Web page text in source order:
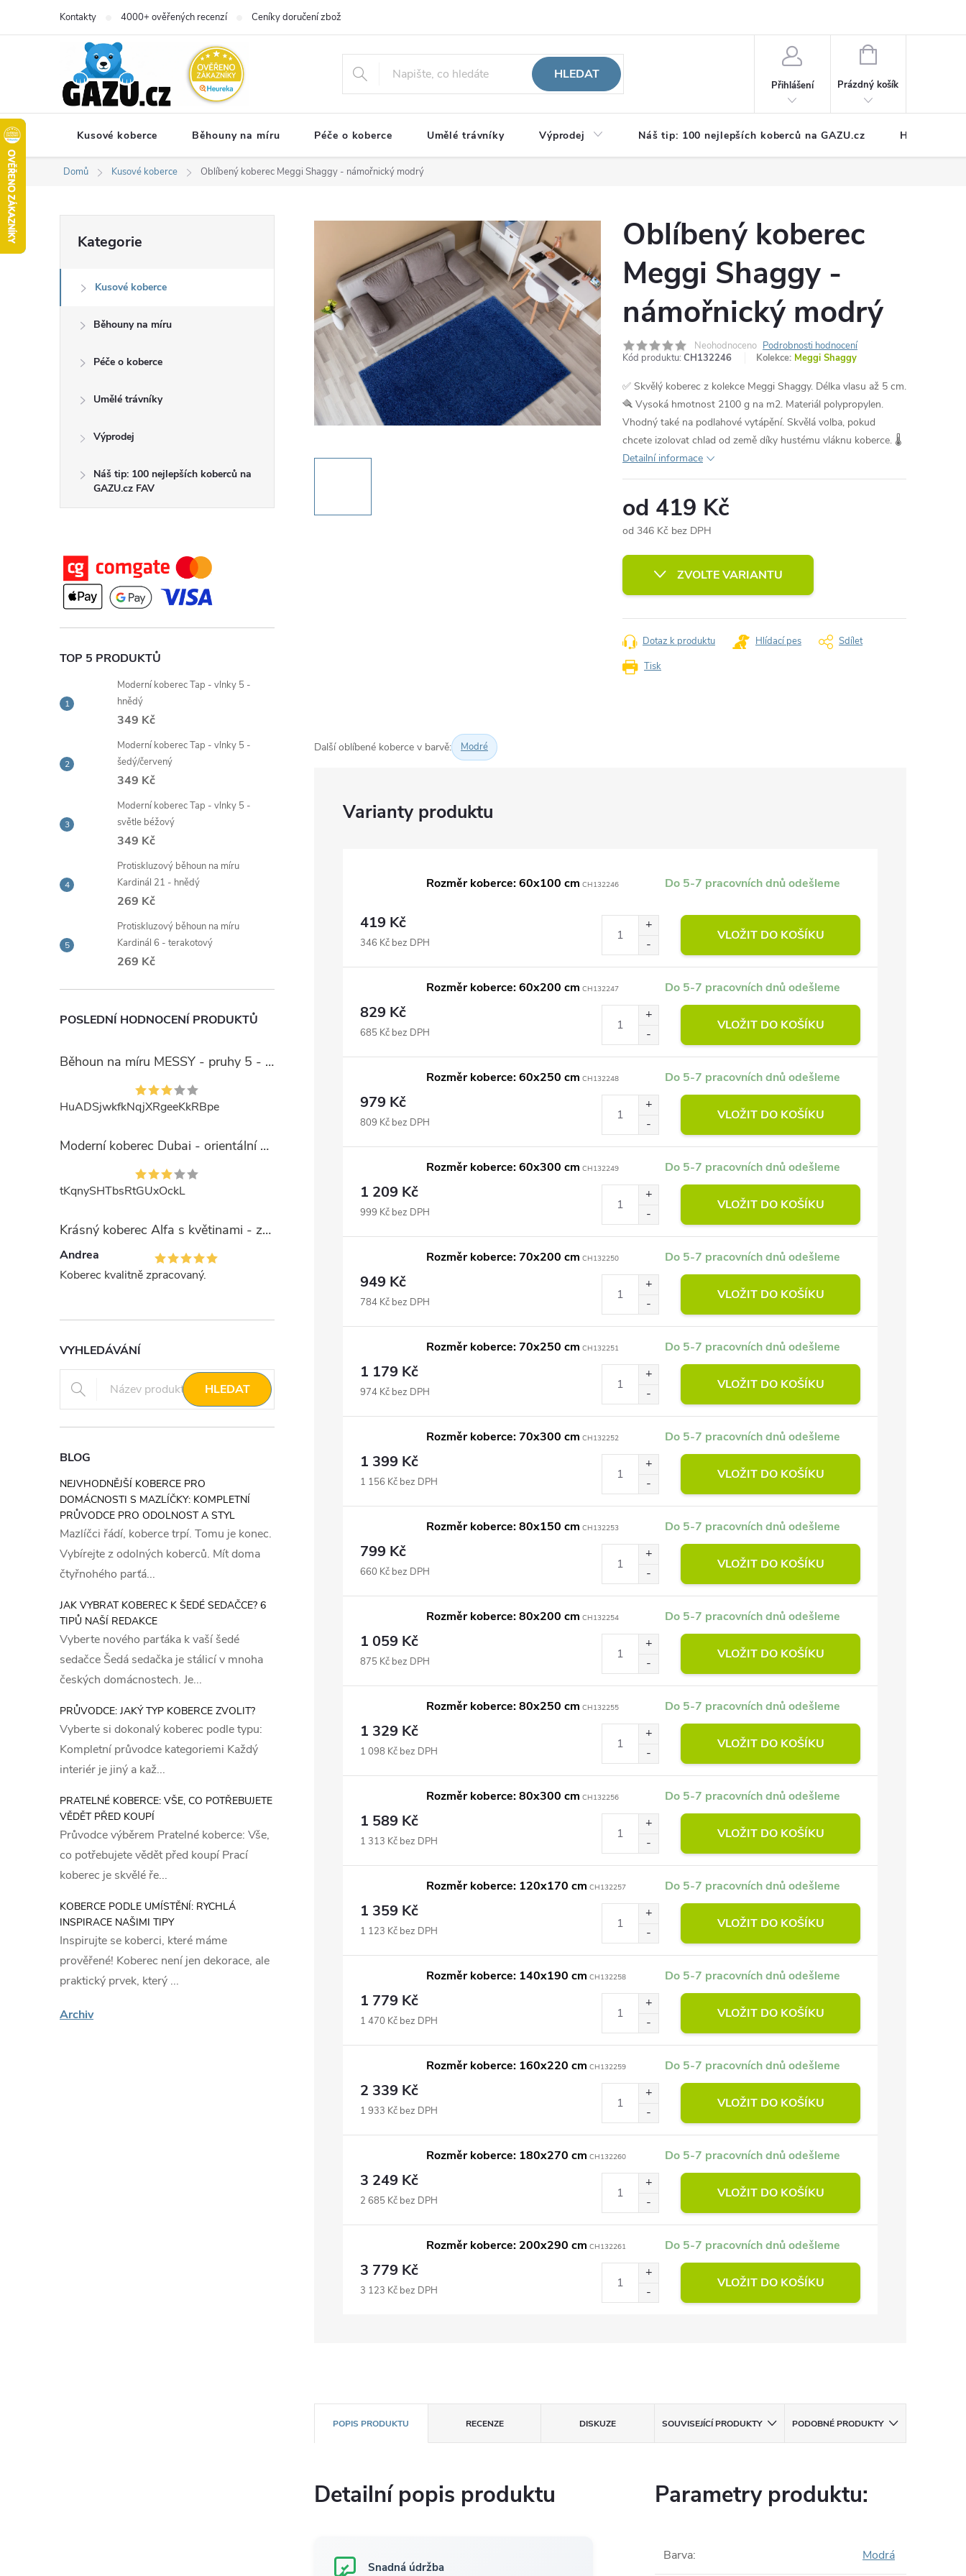
Kontakty 4000+ ověřených recenzí Ceníky doručení zboží
HLEDAT
Přihlášení
NÁKUPNÍ
Prázdný košík
Kusové koberce Běhouny na míru Péče o koberce Umělé trávníky Výprodej Náš tip: 100 nejlepších koberců na GAZU.cz Hodnocení
Domů Kusové koberce Oblíbený koberec Meggi Shaggy - námořnický modrý
o
s
í
p
a
n
e
l
kategorie
Kategorie
Kusové koberce
Běhouny na míru
Péče o koberce
Umělé trávníky
Výprodej
Náš tip: 100 nejlepších koberců na
GAZU.cz FAV
TOP 5 PRODUKTŮ
Moderní koberec Tap - vlnky 5 -
hnědý
349 Kč
Moderní koberec Tap - vlnky 5 -
šedý/červený
349 Kč
Moderní koberec Tap - vlnky 5 -
světle béžový
349 Kč
Protiskluzový běhoun na míru
Kardinál 21 - hnědý
269 Kč
Protiskluzový běhoun na míru
Kardinál 6 - terakotový
269 Kč
POSLEDNÍ HODNOCENÍ PRODUKTŮ
Běhoun na míru MESSY - pruhy 5 - béžový
HuADSjwkfkNqjXRgeeKkRBpe
Moderní koberec Dubai - orientální 6 - červený
tKqnySHTbsRtGUxOckL
Krásný koberec Alfa s květinami - zelený
Andrea
Koberec kvalitně zpracovaný.
VYHLEDÁVÁNÍ
HLEDAT
BLOG
NEJVHODNĚJŠÍ KOBERCE PRO
DOMÁCNOSTI S MAZLÍČKY: KOMPLETNÍ
PRŮVODCE PRO ODOLNOST A STYL
Mazlíčci řádí, koberce trpí. Tomu je konec.
Vybírejte z odolných koberců. Mít doma
čtyřnohého parťá...
JAK VYBRAT KOBEREC K ŠEDÉ SEDAČCE? 6
TIPŮ NAŠÍ REDAKCE
Vyberte nového parťáka k vaší šedé
sedačce Šedá sedačka je stálicí v mnoha
českých domácnostech. Je...
PRŮVODCE: JAKÝ TYP KOBERCE ZVOLIT?
Vyberte si dokonalý koberec podle typu:
Kompletní průvodce kategoriemi Každý
interiér je jiný a kaž...
PRATELNÉ KOBERCE: VŠE, CO POTŘEBUJETE
VĚDĚT PŘED KOUPÍ
Průvodce výběrem Pratelné koberce: Vše,
co potřebujete vědět před koupí Prací
koberec je skvělé ře...
KOBERCE PODLE UMÍSTĚNÍ: RYCHLÁ
INSPIRACE NAŠIMI TIPY
Inspirujte se koberci, které máme
prověřené! Koberec není jen dekorace, ale
praktický prvek, který ...
Archiv
Oblíbený koberec
Meggi Shaggy -
námořnický modrý
Neohodnoceno Podrobnosti hodnocení
Kód produktu: CH132246 Kolekce: Meggi Shaggy
✅ Skvělý koberec z kolekce Meggi Shaggy. Délka vlasu až 5 cm.
🪮 Vysoká hmotnost 2100 g na m2. Materiál polypropylen.
Vhodný také na podlahové vytápění. Skvělá volba, pokud
chcete izolovat chlad od země díky hustému vláknu koberce. 🌡️
Detailní informace
od 419 Kč
od 346 Kč bez DPH
cena:
ZVOLTE VARIANTU
Tisk
Dotaz k produktu Hlídací pes Sdílet
Další oblíbené koberce v barvě: Modré
Rozměr koberce: 60x100 cm CH132246 Do 5-7 pracovních dnů odešleme
419 Kč
346 Kč bez DPH VLOŽIT DO KOŠÍKU
Rozměr koberce: 60x200 cm CH132247 Do 5-7 pracovních dnů odešleme
829 Kč
685 Kč bez DPH VLOŽIT DO KOŠÍKU
Rozměr koberce: 60x250 cm CH132248 Do 5-7 pracovních dnů odešleme
979 Kč
809 Kč bez DPH VLOŽIT DO KOŠÍKU
Rozměr koberce: 60x300 cm CH132249 Do 5-7 pracovních dnů odešleme
1 209 Kč
999 Kč bez DPH VLOŽIT DO KOŠÍKU
Rozměr koberce: 70x200 cm CH132250 Do 5-7 pracovních dnů odešleme
949 Kč
784 Kč bez DPH VLOŽIT DO KOŠÍKU
Rozměr koberce: 70x250 cm CH132251 Do 5-7 pracovních dnů odešleme
1 179 Kč
974 Kč bez DPH VLOŽIT DO KOŠÍKU
Rozměr koberce: 70x300 cm CH132252 Do 5-7 pracovních dnů odešleme
1 399 Kč
1 156 Kč bez DPH VLOŽIT DO KOŠÍKU
Rozměr koberce: 80x150 cm CH132253 Do 5-7 pracovních dnů odešleme
799 Kč
660 Kč bez DPH VLOŽIT DO KOŠÍKU
Rozměr koberce: 80x200 cm CH132254 Do 5-7 pracovních dnů odešleme
1 059 Kč
875 Kč bez DPH VLOŽIT DO KOŠÍKU
Rozměr koberce: 80x250 cm CH132255 Do 5-7 pracovních dnů odešleme
1 329 Kč
1 098 Kč bez DPH VLOŽIT DO KOŠÍKU
Rozměr koberce: 80x300 cm CH132256 Do 5-7 pracovních dnů odešleme
1 589 Kč
1 313 Kč bez DPH VLOŽIT DO KOŠÍKU
Rozměr koberce: 120x170 cm CH132257 Do 5-7 pracovních dnů odešleme
1 359 Kč
1 123 Kč bez DPH VLOŽIT DO KOŠÍKU
Rozměr koberce: 140x190 cm CH132258 Do 5-7 pracovních dnů odešleme
1 779 Kč
1 470 Kč bez DPH VLOŽIT DO KOŠÍKU
Rozměr koberce: 160x220 cm CH132259 Do 5-7 pracovních dnů odešleme
2 339 Kč
1 933 Kč bez DPH VLOŽIT DO KOŠÍKU
Rozměr koberce: 180x270 cm CH132260 Do 5-7 pracovních dnů odešleme
3 249 Kč
2 685 Kč bez DPH VLOŽIT DO KOŠÍKU
Rozměr koberce: 200x290 cm CH132261 Do 5-7 pracovních dnů odešleme
3 779 Kč
3 123 Kč bez DPH VLOŽIT DO KOŠÍKU
POPIS PRODUKTU RECENZE DISKUZE SOUVISEJÍCÍ PRODUKTY PODOBNÉ PRODUKTY
Detailní popis produktu
Snadná údržba
Parametry produktu:
Barva: Modrá